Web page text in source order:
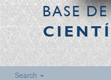
BASE
Search